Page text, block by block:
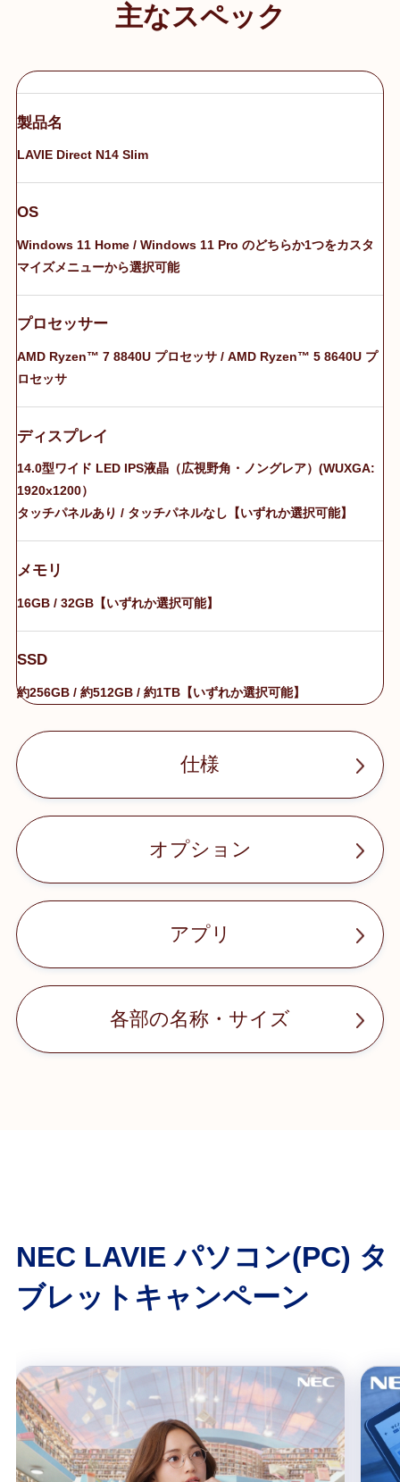
主なスペック
製品名
LAVIE Direct N14 Slim
OS
Windows 11 Home / Windows 11 Pro のどちらか1つをカスタ
マイズメニューから選択可能
プロセッサー
AMD Ryzen™ 7 8840U プロセッサ / AMD Ryzen™ 5 8640U プ
ロセッサ
ディスプレイ
14.0型ワイド LED IPS液晶（広視野角・ノングレア）(WUXGA:
1920x1200）
タッチパネルあり / タッチパネルなし【いずれか選択可能】
メモリ
16GB / 32GB【いずれか選択可能】
SSD
約256GB / 約512GB / 約1TB【いずれか選択可能】
仕様
オプション
アプリ
各部の名称・サイズ
NEC LAVIE パソコン(PC) タ
ブレットキャンペーン